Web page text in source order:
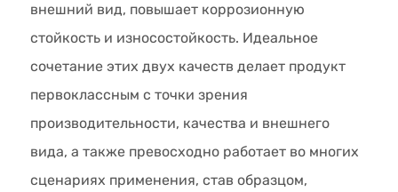
внешний вид, повышает коррозионную
стойкость и износостойкость. Идеальное
сочетание этих двух качеств делает продукт
первоклассным с точки зрения
производительности, качества и внешнего
вида, а также превосходно работает во многих
сценариях применения, став образцом,